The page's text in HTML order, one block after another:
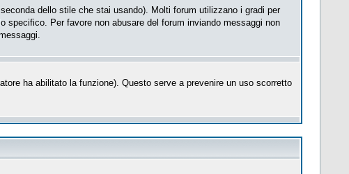
dello stile che stai usando). Molti forum utilizzano i gradi per
Per favore non abusare del forum inviando messaggi non
ha abilitato la funzione). Questo serve a prevenire un uso scorretto